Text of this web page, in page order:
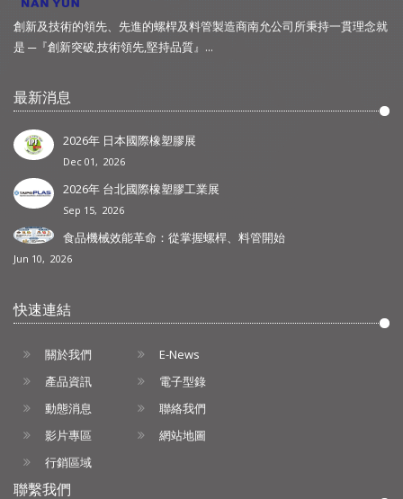
創新及技術的領先、先進的螺桿及料管製造商南允公司所秉持一貫理念就
是 ─『創新突破,技術領先,堅持品質』...
最新消息
2026年 日本國際橡塑膠展
Dec 01, 2026
2026年 台北國際橡塑膠工業展
Sep 15, 2026
食品機械效能革命：從掌握螺桿、料管開始
Jun 10, 2026
快速連結
關於我們
產品資訊
動態消息
影片專區
行銷區域
E-News
電子型錄
聯絡我們
網站地圖
聯繫我們